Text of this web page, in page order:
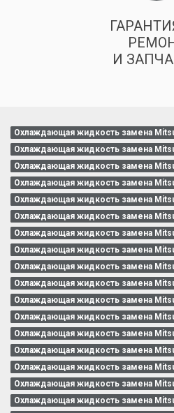
И
Охлаждающая жидкость замена
Охлаждающая жидкость замена
Охлаждающая жидкость замена
Охлаждающая жидкость замена
Охлаждающая жидкость замена
Охлаждающая жидкость замена
Охлаждающая жидкость замена
Охлаждающая жидкость замена
Охлаждающая жидкость замена
Охлаждающая жидкость замена
Охлаждающая жидкость замена
Охлаждающая жидкость замена
Охлаждающая жидкость замена
Охлаждающая жидкость замена
Охлаждающая жидкость замена
Охлаждающая жидкость замена
Охлаждающая жидкость замена